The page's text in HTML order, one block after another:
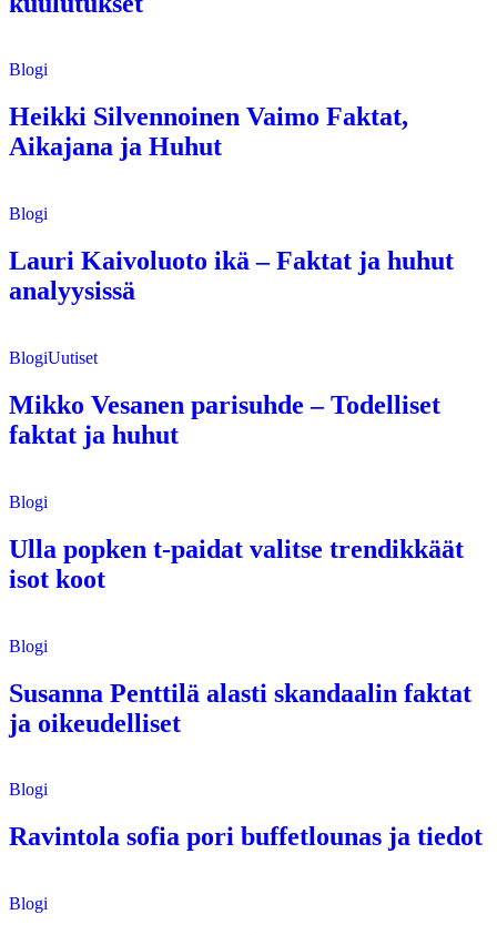
Blogi
Heikki Silvennoinen Vaimo Faktat,
Aikajana ja Huhut
Blogi
Lauri Kaivoluoto ikä – Faktat ja huhut
analyysissä
BlogiUutiset
Mikko Vesanen parisuhde – Todelliset
faktat ja huhut
Blogi
Ulla popken t-paidat valitse trendikkäät
isot koot
Blogi
Susanna Penttilä alasti skandaalin faktat
ja oikeudelliset
Blogi
Ravintola sofia pori buffetlounas ja tiedot
Blogi